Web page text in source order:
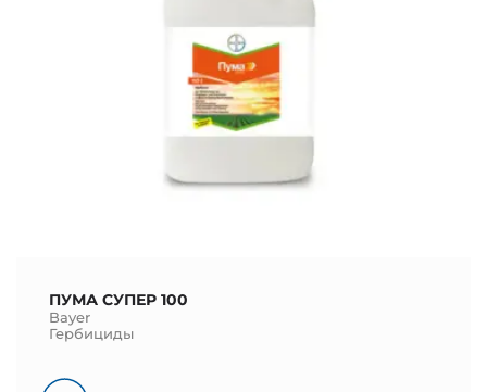
ПУМА СУПЕР 100
Bayer
Гербициды